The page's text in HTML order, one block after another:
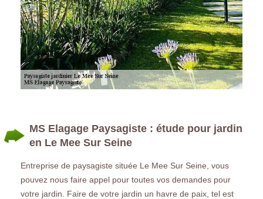
MS Elagage Paysagiste : étude pour jardin
en Le Mee Sur Seine
Entreprise de paysagiste située Le Mee Sur Seine, vous
pouvez nous faire appel pour toutes vos demandes pour
votre jardin. Faire de votre jardin un havre de paix, tel est